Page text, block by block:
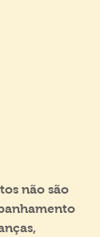
não são